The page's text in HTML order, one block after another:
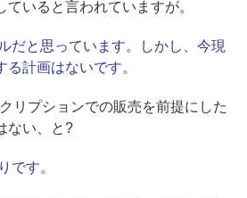
ていると言われていますが。
だと思っています。しかし、今現
計画はないです。
リプションでの販売を前提にした
ない、と?
です。